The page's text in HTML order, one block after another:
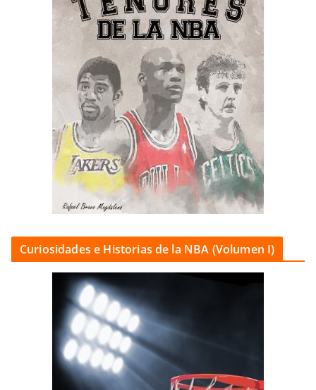
Curiosidades e Historias de la NBA (Volumen I)